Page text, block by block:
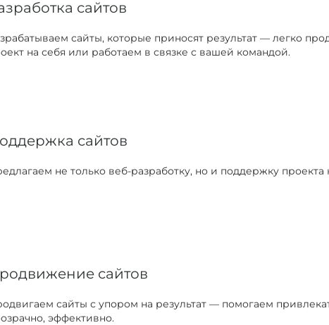
сайтов
сайты, которые приносят результат — легко
на себя или работаем в связке с вашей командой.
сайтов
не только веб-разработку, но и поддержку проекта
сайтов
сайты с упором на результат — помогаем
эффективно.